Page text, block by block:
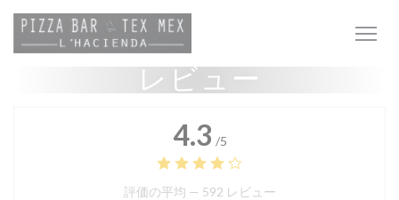
クッキー利用の管理について
レビュー
4.3 /5
評価の平均 — 592 レビュー